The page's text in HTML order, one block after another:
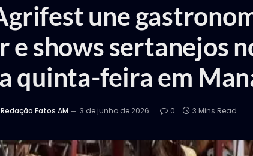
une
e shows sertanejos
quinta-feira em
Redação Fatos AM 3 de junho de 2026 0 3 Mins Read